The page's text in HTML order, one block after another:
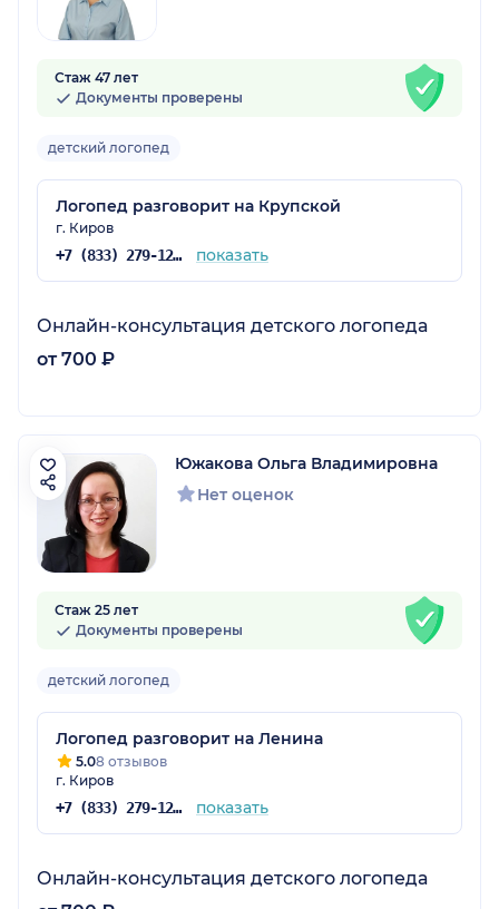
Стаж 47 лет
Документы проверены
детский логопед
Логопед разговорит на Крупской
г. Киров
+7 (833) 279-12-71 показать
Онлайн-консультация детского логопеда
от 700 ₽
Южакова Ольга Владимировна
Нет оценок
Стаж 25 лет
Документы проверены
детский логопед
Логопед разговорит на Ленина
5.08 отзывов
г. Киров
+7 (833) 279-12-71 показать
Онлайн-консультация детского логопеда